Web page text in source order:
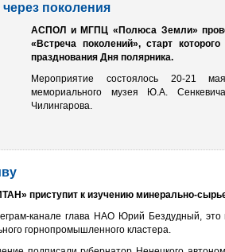
поколения
АСПОЛ и МГПЦ «Полюса Земли»
«Встреча поколений», старт
празднования Дня полярника.
Мероприятие состоялось 20-21
мемориального музея Ю.А.
Чилингарова.
приступит к изучению минерально-
канале глава НАО Юрий Бездудный,
горнопромышленного кластера.